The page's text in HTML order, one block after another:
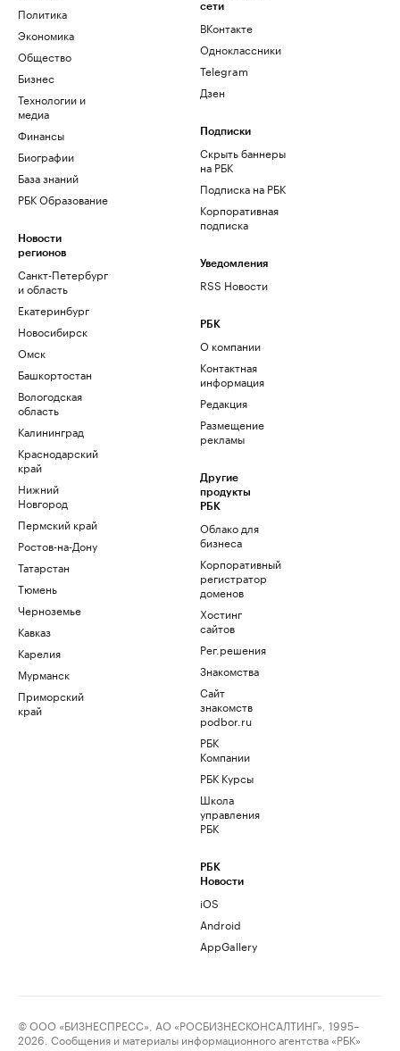
Политика
Экономика
Общество
Бизнес
Технологии и
медиа
Финансы
Биографии
База знаний
РБК Образование
Новости
регионов
Санкт-Петербург
и область
Екатеринбург
Новосибирск
Омск
Башкортостан
Вологодская
область
Калининград
Краснодарский
край
Нижний
Новгород
Пермский край
Ростов-на-Дону
Татарстан
Тюмень
Черноземье
Кавказ
Карелия
Мурманск
Приморский
край
сети
ВКонтакте
Одноклассники
Telegram
Дзен
Подписки
Скрыть баннеры
на РБК
Подписка на РБК
Корпоративная
подписка
Уведомления
RSS Новости
РБК
О компании
Контактная
информация
Редакция
Размещение
рекламы
Другие
продукты
РБК
Облако для
бизнеса
Корпоративный
регистратор
доменов
Хостинг
сайтов
Рег.решения
Знакомства
Сайт
знакомств
podbor.ru
РБК
Компании
РБК Курсы
Школа
управления
РБК
РБК
Новости
iOS
Android
AppGallery
© ООО «БИЗНЕСПРЕСС», АО «РОСБИЗНЕСКОНСАЛТИНГ», 1995–
2026. Сообщения и материалы информационного агентства «РБК»